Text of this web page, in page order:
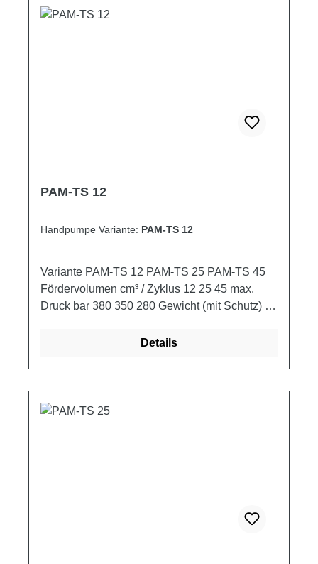
PAM-TS 12
Handpumpe Variante: PAM-TS 12
Variante PAM-TS 12 PAM-TS 25 PAM-TS 45
Fördervolumen cm³ / Zyklus 12 25 45 max.
Druck bar 380 350 280 Gewicht (mit Schutz) kg
Details